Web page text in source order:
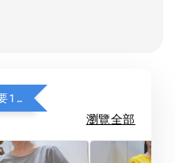
加購 MIT防曬透氣棉T 只要190元
瀏覽全部